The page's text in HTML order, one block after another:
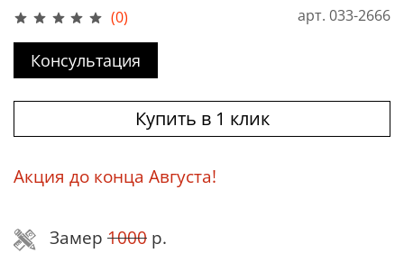
(0) арт. 033-2666
Консультация
Купить в 1 клик
Акция до конца Августа!
Замер 1000 р.